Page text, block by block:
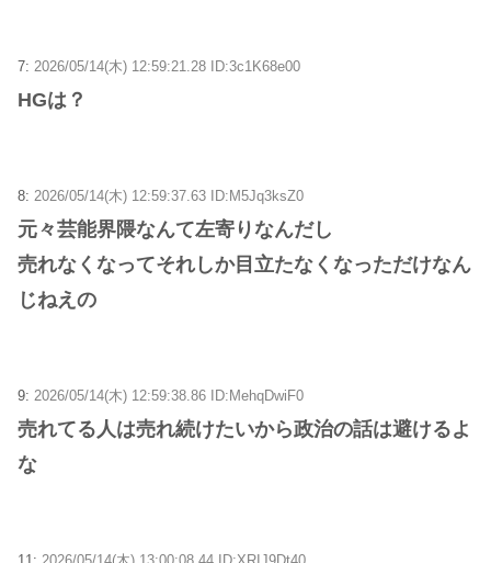
7: 2026/05/14(木) 12:59:21.28 ID:3c1K68e00
HGは？
8: 2026/05/14(木) 12:59:37.63 ID:M5Jq3ksZ0
元々芸能界隈なんて左寄りなんだし
売れなくなってそれしか目立たなくなっただけなん
じねえの
9: 2026/05/14(木) 12:59:38.86 ID:MehqDwiF0
売れてる人は売れ続けたいから政治の話は避けるよ
な
11: 2026/05/14(木) 13:00:08.44 ID:XRIJ9Dt40